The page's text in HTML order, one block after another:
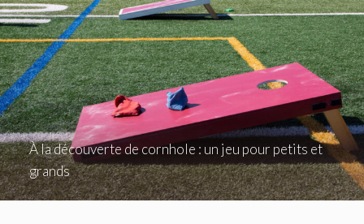
À la découverte de cornhole : un jeu pour petits et
grands